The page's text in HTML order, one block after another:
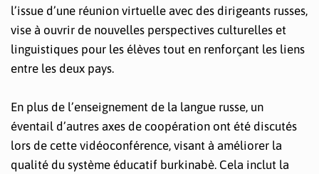
l’issue d’une réunion virtuelle avec des dirigeants russes,
vise à ouvrir de nouvelles perspectives culturelles et
linguistiques pour les élèves tout en renforçant les liens
entre les deux pays.
En plus de l’enseignement de la langue russe, un
éventail d’autres axes de coopération ont été discutés
lors de cette vidéoconférence, visant à améliorer la
qualité du système éducatif burkinabè. Cela inclut la